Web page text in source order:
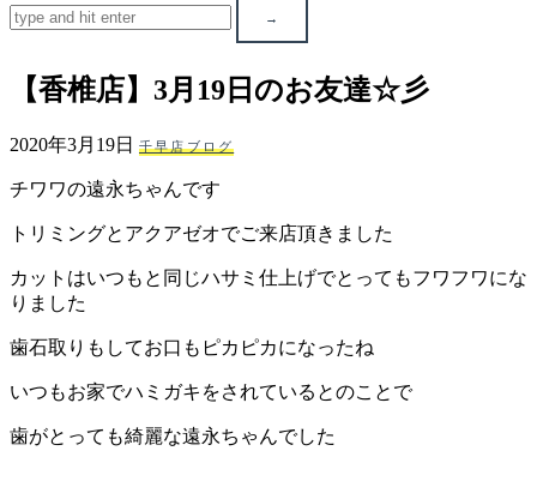
チ
ェ
（福
岡
県
千
早
店
／
【香椎店】3月19日のお友達☆彡
2020年3月19日 千早店ブログ
チワワの遠永ちゃんです
トリミングとアクアゼオでご来店頂きました
カットはいつもと同じハサミ仕上げでとってもフワフワにな
りました
歯石取りもしてお口もピカピカになったね
いつもお家でハミガキをされているとのことで
歯がとっても綺麗な遠永ちゃんでした